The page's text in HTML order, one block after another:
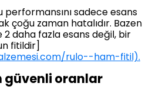
performansını sadece esans
çoğu zaman hatalıdır. Bazen
daha fazla esans değil, bir
fitildir]
rulo--ham-fitil).
güvenli oranlar